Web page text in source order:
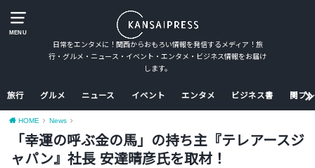
MENU
日常をエンタメに！関西からおもろい情報を発信するメディア！旅
行・グルメ・ニュース・イベント・エンタメ・ビジネス情報をお届け
します。
旅行 グルメ ニュース イベント エンタメ ビジネス書 関プ
HOME News
「幸運の呼ぶ金の馬」の持ち主『テレアースジ
ャパン』社長 安達晴彦氏を取材！